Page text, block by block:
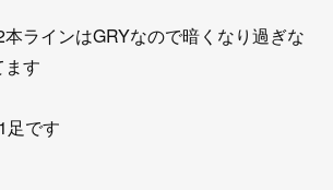
ラインはGRYなので暗くなり過ぎな
ます
足です